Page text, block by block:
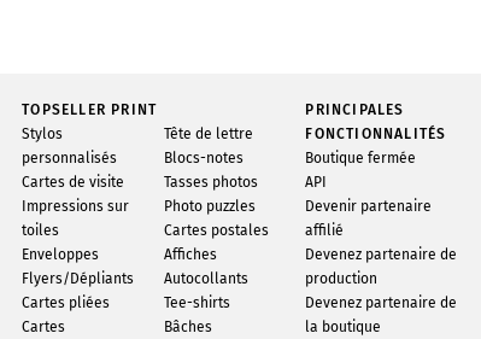
TOPSELLER PRINT
Stylos
personnalisés
Cartes de visite
Impressions sur
toiles
Enveloppes
Flyers/Dépliants
Cartes pliées
Cartes
Tête de lettre
Blocs-notes
Tasses photos
Photo puzzles
Cartes postales
Affiches
Autocollants
Tee-shirts
Bâches
PRINCIPALES
FONCTIONNALITÉS
Boutique fermée
API
Devenir partenaire
affilié
Devenez partenaire de
production
Devenez partenaire de
la boutique